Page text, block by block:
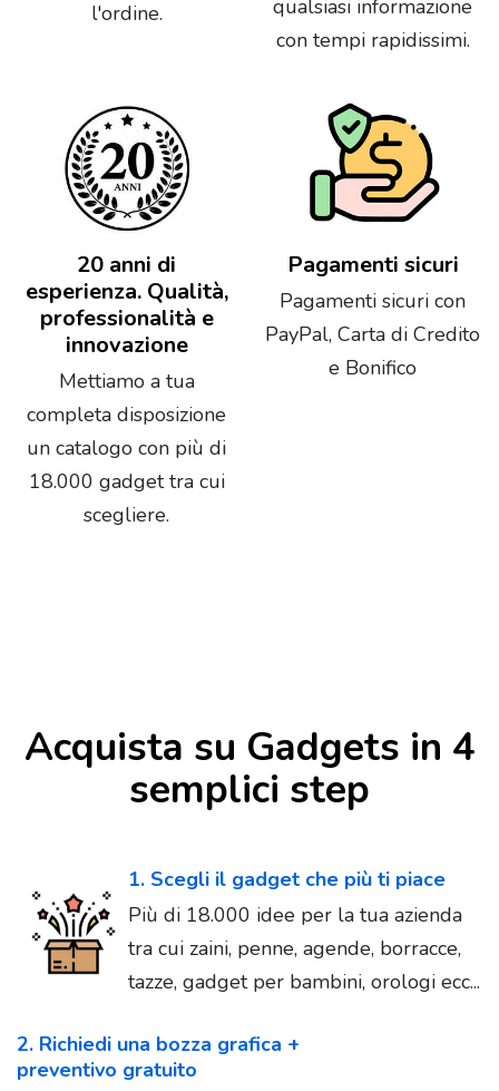
l'ordine.
qualsiasi informazione
con tempi rapidissimi.
20 anni di
esperienza. Qualità,
professionalità e
innovazione
Mettiamo a tua
completa disposizione
un catalogo con più di
18.000 gadget tra cui
scegliere.
Pagamenti sicuri
Pagamenti sicuri con
PayPal, Carta di Credito
e Bonifico
Acquista su Gadgets in 4
semplici step
1. Scegli il gadget che più ti piace
Più di 18.000 idee per la tua azienda
tra cui zaini, penne, agende, borracce,
tazze, gadget per bambini, orologi ecc...
2. Richiedi una bozza grafica +
preventivo gratuito